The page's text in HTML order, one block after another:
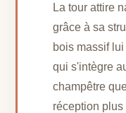
La tour attire
grâce à sa
bois massif
qui s'intègre
champêtre
réception